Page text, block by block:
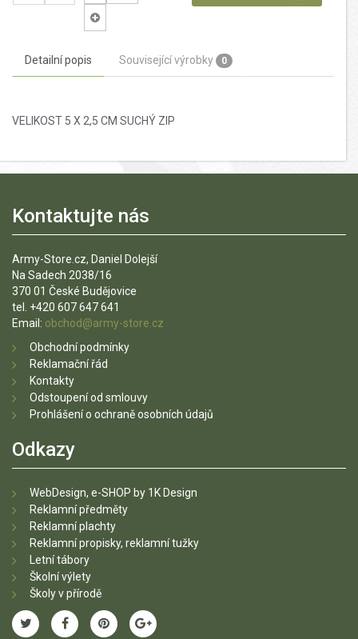
Detailní popis Související výrobky 0
VELIKOST 5 X 2,5 CM SUCHÝ ZIP
Kontaktujte nás
Army-Store.cz, Daniel Dolejší
Na Sadech 2038/16
370 01 České Budějovice
tel. +420 607 647 641
Email: obchod@army-store.cz
Obchodní podmínky
Reklamační řád
Kontakty
Odstoupení od smlouvy
Prohlášení o ochraně osobních údajů
Odkazy
WebDesign, e-SHOP by 1K Design
Reklamní předměty
Reklamní plachty
Reklamní propisky, reklamní tužky
Letní tábory
Školní výlety
Školy v přírodě